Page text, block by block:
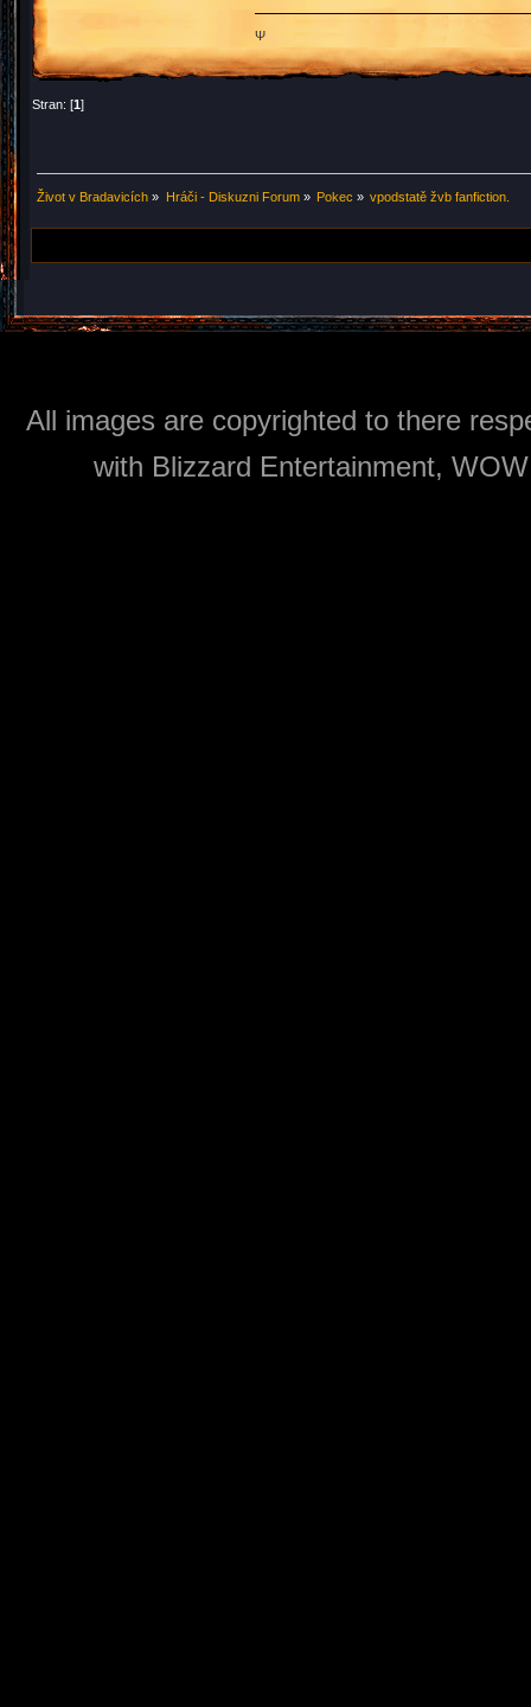
Ψ
Stran: [1]
Život v Bradavicích » Hráči - Diskuzni Forum» Pokec » vpodstatě žvb fanfiction.
All images are copyrighted to there
with Blizzard Entertainment,